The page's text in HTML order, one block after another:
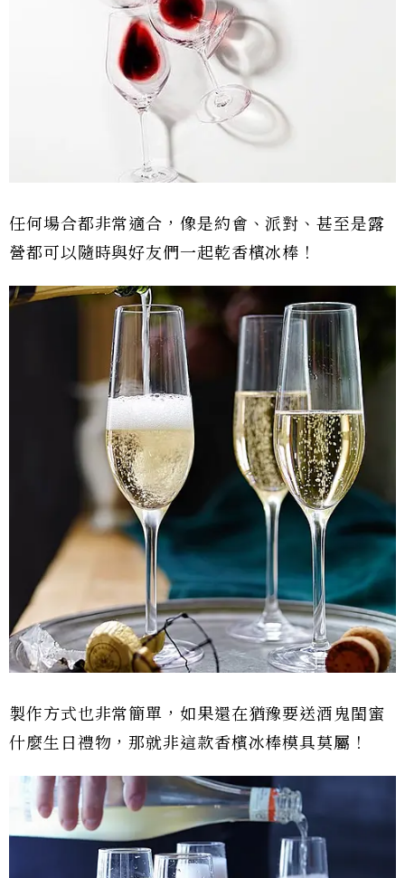
任何場合都非常適合，像是約會、派對、甚至是露
營都可以隨時與好友們一起乾香檳冰棒！
製作方式也非常簡單，如果還在猶豫要送酒鬼閨蜜
什麼生日禮物，那就非這款香檳冰棒模具莫屬！